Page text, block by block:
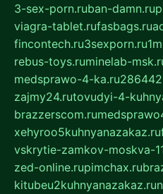
3-sex-porn.ruban-damn.ru
viagra-tablet.rufasbags.ru
fincontech.ru3sexporn.ru
rebus-toys.ruminelab-
medsprawo-4-ka.ru
zajmy24.rutovudyi-4-
brazzerscom.ru
xehyroo5kuhnyanazakaz.ru
vskrytie-zamkov-moskva-
zed-online.rupimchax.ru
kitubeu2kuhnyanazakaz.ru